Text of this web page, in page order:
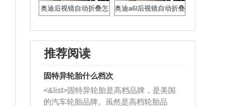
奥迪后视镜自动折叠怎
奥迪a6l后视镜自动折叠
推荐阅读
固特异轮胎什么档次
<&list>固特异轮胎是高档品牌，是美国
的汽车轮胎品牌。虽然是高档轮胎品